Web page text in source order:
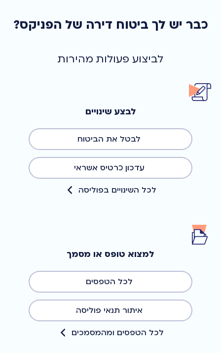
כבר יש לך ביטוח דירה של הפניקס?
לביצוע פעולות מהירות
לבצע שינויים
לבטל את הביטוח
עדכון כרטיס אשראי
לכל השינויים בפוליסה
למצוא טופס או מסמך
לכל הטפסים
איתור תנאי פוליסה
לכל הטפסים ומהמסמכים